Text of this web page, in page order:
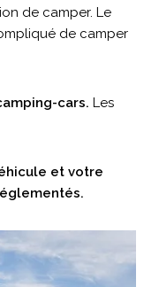
de camper. Le
de camper
cars. Les
et votre